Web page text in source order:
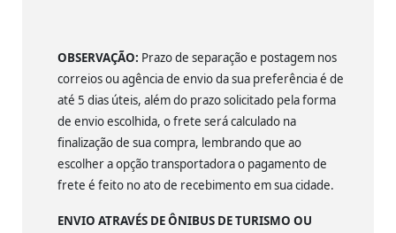
OBSERVAÇÃO: Prazo de separação e postagem nos
correios ou agência de envio da sua preferência é de
até 5 dias úteis, além do prazo solicitado pela forma
de envio escolhida, o frete será calculado na
finalização de sua compra, lembrando que ao
escolher a opção transportadora o pagamento de
frete é feito no ato de recebimento em sua cidade.
ENVIO ATRAVÉS DE ÔNIBUS DE TURISMO OU